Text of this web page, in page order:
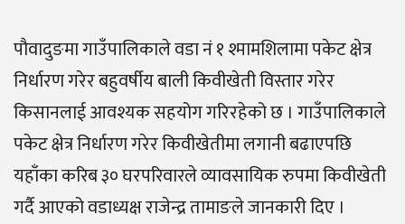
पौवादुङमा गाउँपालिकाले वडा नं १ श्मामशिलामा पकेट क्षेत्र
निर्धारण गरेर बहुवर्षीय बाली किवीखेती विस्तार गरेर
किसानलाई आवश्यक सहयोग गरिरहेको छ । गाउँपालिकाले
पकेट क्षेत्र निर्धारण गरेर किवीखेतीमा लगानी बढाएपछि
यहाँका करिब ३० घरपरिवारले व्यावसायिक रुपमा किवीखेती
गर्दै आएको वडाध्यक्ष राजेन्द्र तामाङले जानकारी दिए ।